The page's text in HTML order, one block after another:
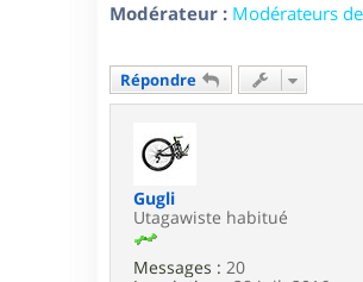
Modérateur : Modérateurs
Répondre
Gugli
Utagawiste habitué
Messages : 20